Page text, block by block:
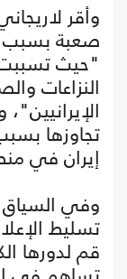
وأقر
صعبة بسبب
"حيث
النزاعات
تجاوزها
إيران في
وفي السياق
تسليط
قم لدورها